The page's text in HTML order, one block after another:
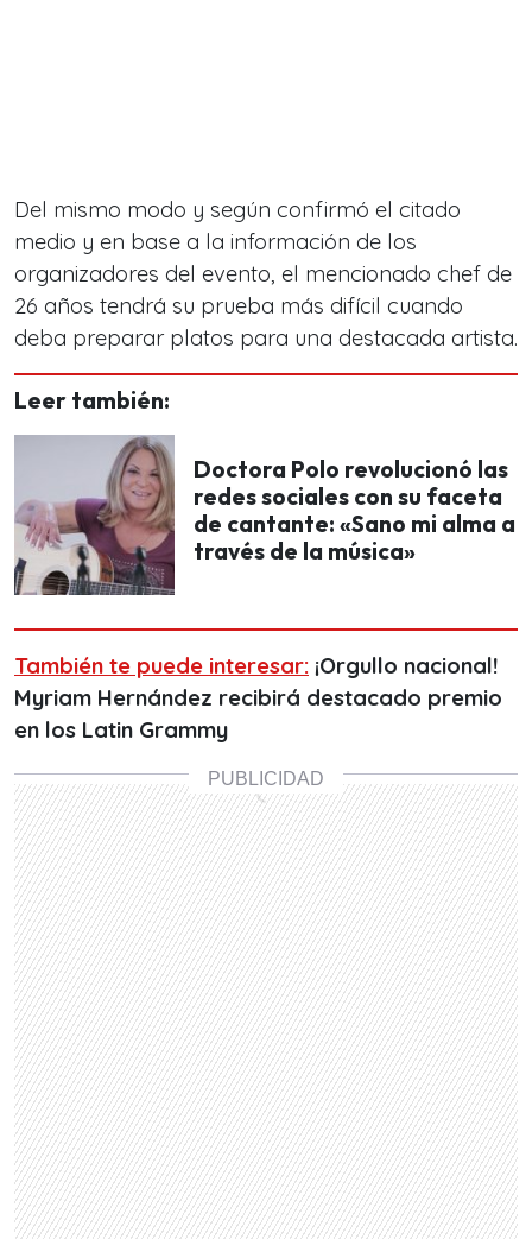
Del mismo modo y según confirmó el citado
medio y en base a la información de los
organizadores del evento, el mencionado chef de
26 años tendrá su prueba más difícil cuando
deba preparar platos para una destacada artista.
Leer también:
Doctora Polo revolucionó las
redes sociales con su faceta
de cantante: «Sano mi alma a
través de la música»
También te puede interesar: ¡Orgullo nacional!
Myriam Hernández recibirá destacado premio
en los Latin Grammy